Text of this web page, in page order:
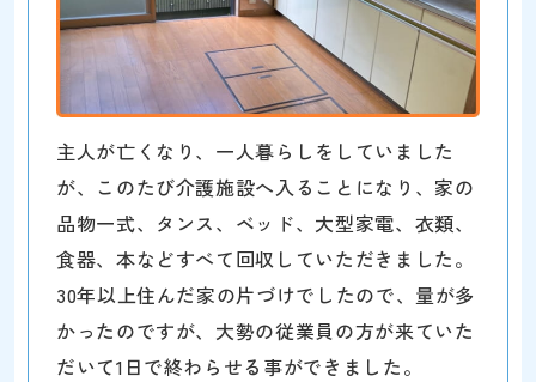
主人が亡くなり、一人暮らしをしていました
が、このたび介護施設へ入ることになり、家の
品物一式、タンス、ベッド、大型家電、衣類、
食器、本などすべて回収していただきました。
30年以上住んだ家の片づけでしたので、量が多
かったのですが、大勢の従業員の方が来ていた
だいて1日で終わらせる事ができました。